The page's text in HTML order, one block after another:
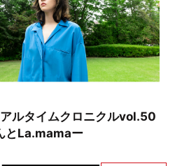
ルタイムクロニクルvol.50
とLa.mamaー